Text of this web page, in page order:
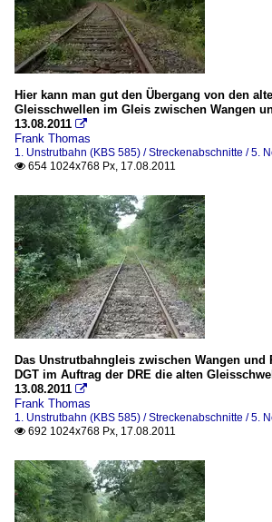
Hier kann man gut den Übergang von den
Gleisschwellen im Gleis zwischen Wangen
13.08.2011 
Frank Thomas
1. Unstrutbahn (KBS 585) / Streckenabschnitte / 5.
 654 1024x768 Px, 17.08.2011
Das Unstrutbahngleis zwischen Wangen und
DGT im Auftrag der DRE die alten
13.08.2011 
Frank Thomas
1. Unstrutbahn (KBS 585) / Streckenabschnitte / 5.
 692 1024x768 Px, 17.08.2011